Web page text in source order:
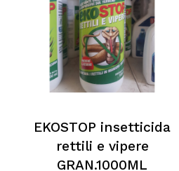
EKOSTOP insetticida
rettili e vipere
GRAN.1000ML